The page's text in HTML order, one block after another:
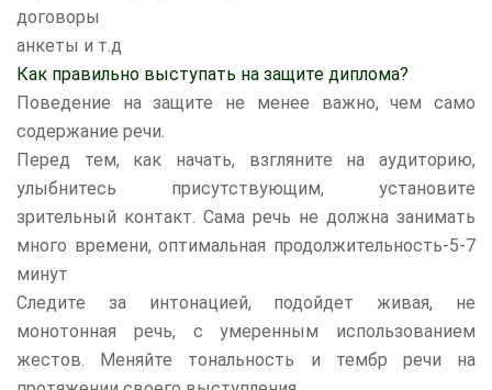
договоры
анкеты и т.д
Как правильно выступать на защите диплома?
Поведение на защите не менее важно, чем само
содержание речи.
Перед тем, как начать, взгляните на аудиторию,
улыбнитесь присутствующим, установите
зрительный контакт. Сама речь не должна занимать
много времени, оптимальная продолжительность-5-7
минут
Следите за интонацией, подойдет живая, не
монотонная речь, с умеренным использованием
жестов. Меняйте тональность и тембр речи на